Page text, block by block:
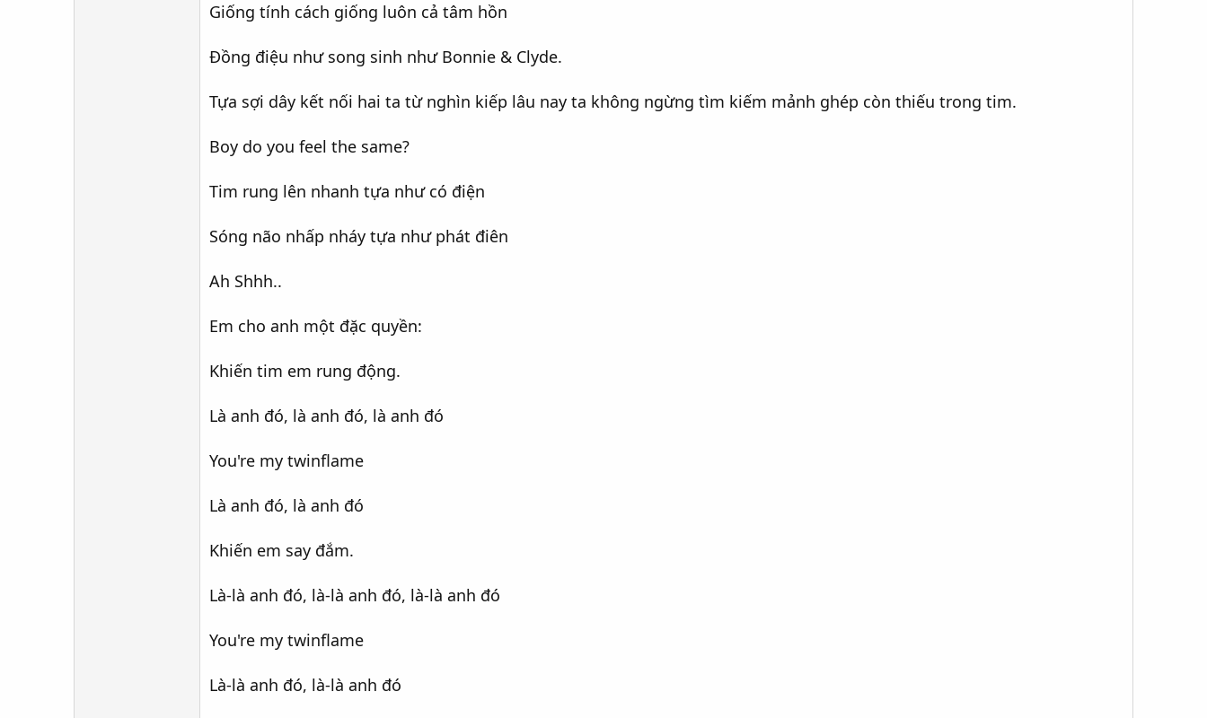
Giống tính cách giống luôn cả tâm hồn
Đồng điệu như song sinh như Bonnie & Clyde.
Tựa sợi dây kết nối hai ta từ nghìn kiếp lâu nay ta không ngừng tìm kiếm mảnh ghép còn thiếu trong tim.
Boy do you feel the same?
Tim rung lên nhanh tựa như có điện
Sóng não nhấp nháy tựa như phát điên
Ah Shhh..
Em cho anh một đặc quyền:
Khiến tim em rung động.
Là anh đó, là anh đó, là anh đó
You're my twinflame
Là anh đó, là anh đó
Khiến em say đắm.
Là-là anh đó, là-là anh đó, là-là anh đó
You're my twinflame
Là-là anh đó, là-là anh đó